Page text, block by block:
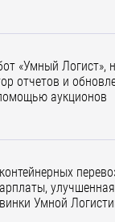
«Умный Логист»,
отчетов и
аукционов
Умной